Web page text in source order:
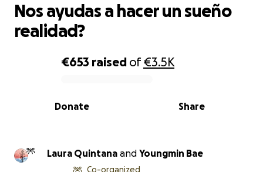
0% complete
€653 raised of€3.5K
Share
Donate
Nos ayudas a hacer un sueño
realidad?
Laura Quintana and Youngmin Bae
Co-organized